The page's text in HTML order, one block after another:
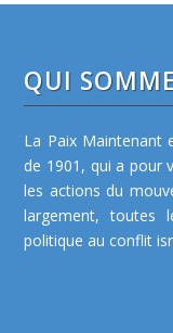
QUI
La Paix Maintenant
de 1901, qui a pour
les actions du
largement, toutes
politique au conflit